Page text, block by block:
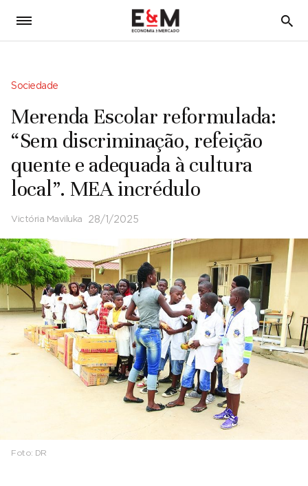
5
Sociedade
Merenda Escolar reformulada:
“Sem discriminação, refeição
quente e adequada à cultura
local”. MEA incrédulo
Victória Maviluka 28/1/2025
Foto: DR